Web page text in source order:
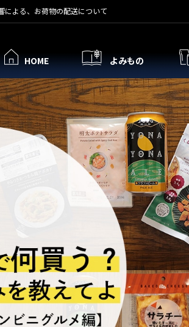
による、お荷物の配送について
HOME よみもの